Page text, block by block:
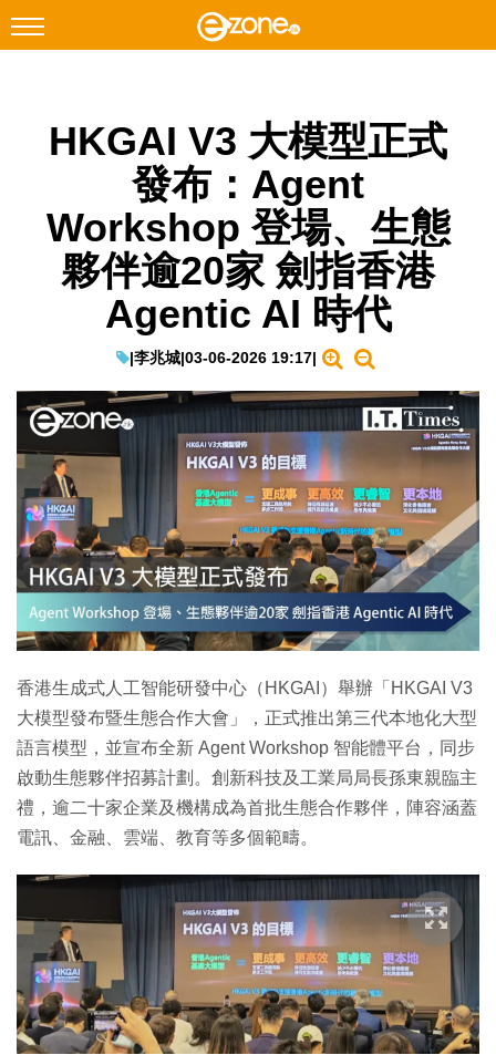
Facebook Instagram
網絡生活
遊戲動漫
IT Times
生成式AI與雲端應用
Enterprise Digital Transformation
特集
HKGAI V3 大模型正式
發布：Agent
Workshop 登場、生態
夥伴逾20家 劍指香港
Agentic AI 時代
|李兆城|03-06-2026 19:17|
香港生成式人工智能研發中心（HKGAI）舉辦「HKGAI V3
大模型發布暨生態合作大會」，正式推出第三代本地化大型
語言模型，並宣布全新 Agent Workshop 智能體平台，同步
啟動生態夥伴招募計劃。創新科技及工業局局長孫東親臨主
禮，逾二十家企業及機構成為首批生態合作夥伴，陣容涵蓋
電訊、金融、雲端、教育等多個範疇。